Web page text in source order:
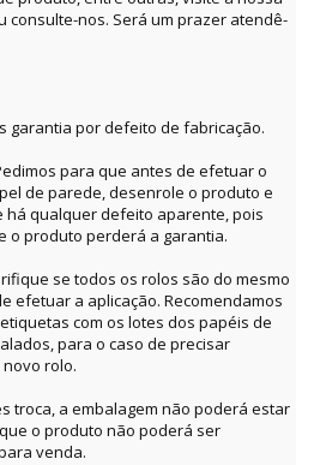
consulte-nos. Será um prazer atendê-
garantia por defeito de fabricação.
para que antes de efetuar o
de parede, desenrole o produto e
há qualquer defeito aparente, pois
o produto perderá a garantia.
se todos os rolos são do mesmo
efetuar a aplicação. Recomendamos
com os lotes dos papéis de
para o caso de precisar
rolo.
troca, a embalagem não poderá estar
o produto não poderá ser
venda.